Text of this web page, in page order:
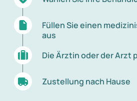
Füllen Sie einen
aus
Die Ärztin oder der Arzt
Zustellung nach Hause